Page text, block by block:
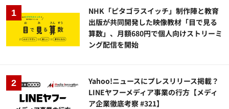
NHK「ピタゴラスイッチ」制作陣と教育
出版が共同開発した映像教材「目で見る
算数」、月額680円で個人向けストリーミ
ング配信を開始
Yahoo!ニュースにプレスリリース掲載？
LINEヤフーメディア事業の行方【メディ
ア企業徹底考察 #321】